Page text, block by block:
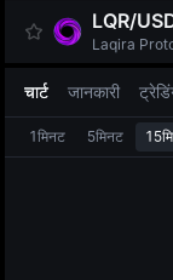
LQR/
Laqira
चार्ट जानकारी
1मिनट 5मिनट